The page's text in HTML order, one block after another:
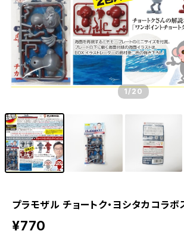
1 /20
プラモザル チョートク・ヨシタカコラボ
¥770